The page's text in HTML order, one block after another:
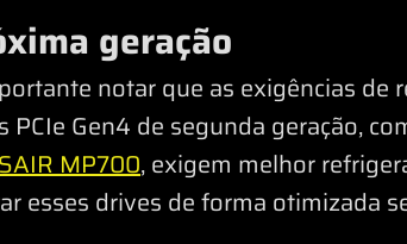
geração
notar que as exigências de
PCIe Gen4 de segunda geração,
MP700, exigem melhor
esses drives de forma otimizada